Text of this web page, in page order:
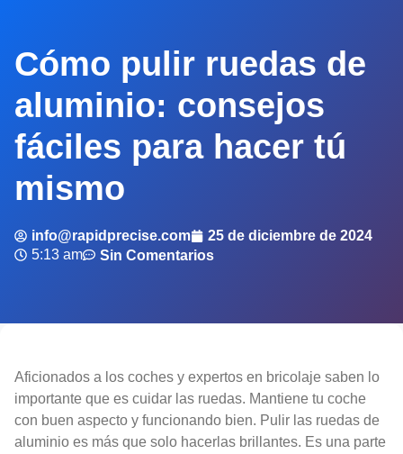
Cómo pulir ruedas de
aluminio: consejos
fáciles para hacer tú
mismo
info@rapidprecise.com
25 de diciembre de 2024
5:13 am
Sin Comentarios
Aficionados a los coches y expertos en bricolaje saben lo
importante que es cuidar las ruedas. Mantiene tu coche
con buen aspecto y funcionando bien. Pulir las ruedas de
aluminio es más que solo hacerlas brillantes. Es una parte